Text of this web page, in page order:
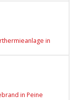
in
in Peine